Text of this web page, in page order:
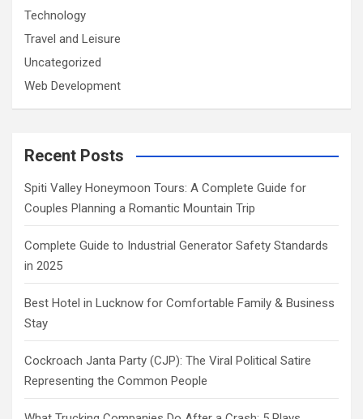
Technology
Travel and Leisure
Uncategorized
Web Development
Recent Posts
Spiti Valley Honeymoon Tours: A Complete Guide for
Couples Planning a Romantic Mountain Trip
Complete Guide to Industrial Generator Safety Standards
in 2025
Best Hotel in Lucknow for Comfortable Family & Business
Stay
Cockroach Janta Party (CJP): The Viral Political Satire
Representing the Common People